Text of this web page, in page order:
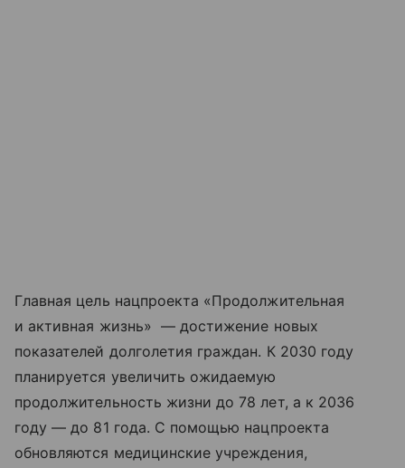
Главная цель нацпроекта «Продолжительная
и активная жизнь» — достижение новых
показателей долголетия граждан. К 2030 году
планируется увеличить ожидаемую
продолжительность жизни до 78 лет, а к 2036
году — до 81 года. С помощью нацпроекта
обновляются медицинские учреждения,